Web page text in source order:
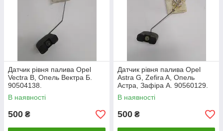
Датчик рівня палива Opel
Vectra B, Опель Вектра Б.
90504138.
В наявності
500 ₴
Датчик рівня палива Opel
Astra G, Zefira A, Опель
Астра, Зафіра А. 90560129.
В наявності
500 ₴